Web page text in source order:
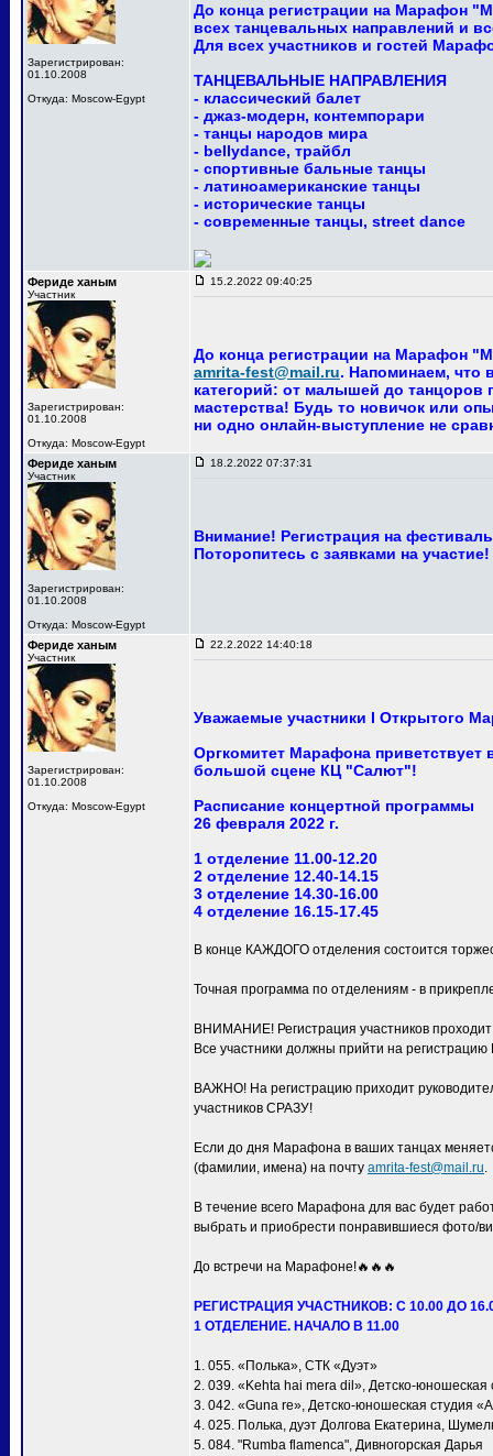
Зарегистрирован:
01.10.2008
Откуда: Moscow-Egypt
До конца регистрации на Марафон
всех танцевальных направлений и
Для всех участников и гостей
ТАНЦЕВАЛЬНЫЕ НАПРАВЛЕНИЯ
- классический балет
- джаз-модерн, контемпорари
- танцы народов мира
- bellydance, трайбл
- спортивные бальные танцы
- латиноамериканские танцы
- исторические танцы
- современные танцы, street dance
Фериде ханым
Участник
Зарегистрирован:
01.10.2008
Откуда: Moscow-Egypt
15.2.2022 09:40:25
До конца регистрации на Марафон
amrita-fest@mail.ru. Напоминаем, что
категорий: от малышей до танцоров
мастерства! Будь то новичок или
ни одно онлайн-выступление не
Фериде ханым
Участник
Зарегистрирован:
01.10.2008
Откуда: Moscow-Egypt
18.2.2022 07:37:31
Внимание! Регистрация на
Поторопитесь с заявками на участие!
Фериде ханым
Участник
Зарегистрирован:
01.10.2008
Откуда: Moscow-Egypt
22.2.2022 14:40:18
Уважаемые участники I Открытого
Оргкомитет Марафона приветствует
большой сцене КЦ "Салют"!
Расписание концертной программы
26 февраля 2022 г.
1 отделение 11.00-12.20
2 отделение 12.40-14.15
3 отделение 14.30-16.00
4 отделение 16.15-17.45
В конце КАЖДОГО отделения состоится
Точная программа по отделениям - в
ВНИМАНИЕ! Регистрация участников
Все участники должны прийти на
ВАЖНО! На регистрацию приходит
участников СРАЗУ!
Если до дня Марафона в ваших танцах
(фамилии, имена) на почту amrita-fest@mail.ru.
В течение всего Марафона для вас будет
выбрать и приобрести понравившиеся фото/
До встречи на Марафоне!🔥🔥🔥
РЕГИСТРАЦИЯ УЧАСТНИКОВ: С 10.00 ДО
1 ОТДЕЛЕНИЕ. НАЧАЛО В 11.00
1. 055. «Полька», СТК «Дуэт»
2. 039. «Kehta hai mera dil», Детско-юношеская
3. 042. «Guna re», Детско-юношеская студия
4. 025. Полька, дуэт Долгова Екатерина,
5. 084. "Rumba flamenca", Дивногорская Дарья